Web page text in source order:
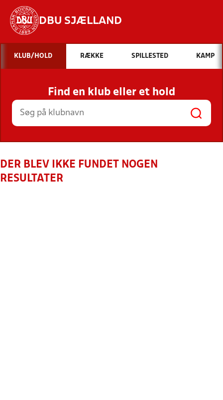
DBU SJÆLLAND
Hvad vil du søge efter?
INDHOLD OG NYHEDER
STILLINGER, RESULTATER, KLUBBER OG
HOLD
KLUB/HOLD RÆKKE SPILLESTED KAMP
Find en klub eller et hold
DER BLEV IKKE FUNDET NOGEN
RESULTATER